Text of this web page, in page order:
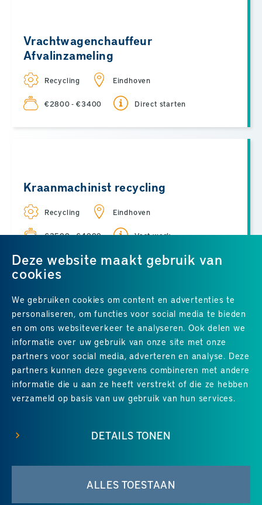
Deze website maakt gebruik van
cookies
We gebruiken cookies om content en advertenties te
personaliseren, om functies voor social media te bieden
en om ons websiteverkeer te analyseren. Ook delen we
informatie over uw gebruik van onze site met onze
partners voor social media, adverteren en analyse. Deze
partners kunnen deze gegevens combineren met andere
informatie die u aan ze heeft verstrekt of die ze hebben
verzameld op basis van uw gebruik van hun services.
DETAILS TONEN
ALLES TOESTAAN
Vrachtwagenchauffeur
Afvalinzameling
Recycling Eindhoven
€2800 - €3400 Direct starten
Kraanmachinist recycling
Recycling Eindhoven
€3500 - €4000 Vast werk
ALLE VACATURES
Uitstekend 4.8uit 5 van24Google-reviews
© 2026 Groene Hart Service • Disclaimer